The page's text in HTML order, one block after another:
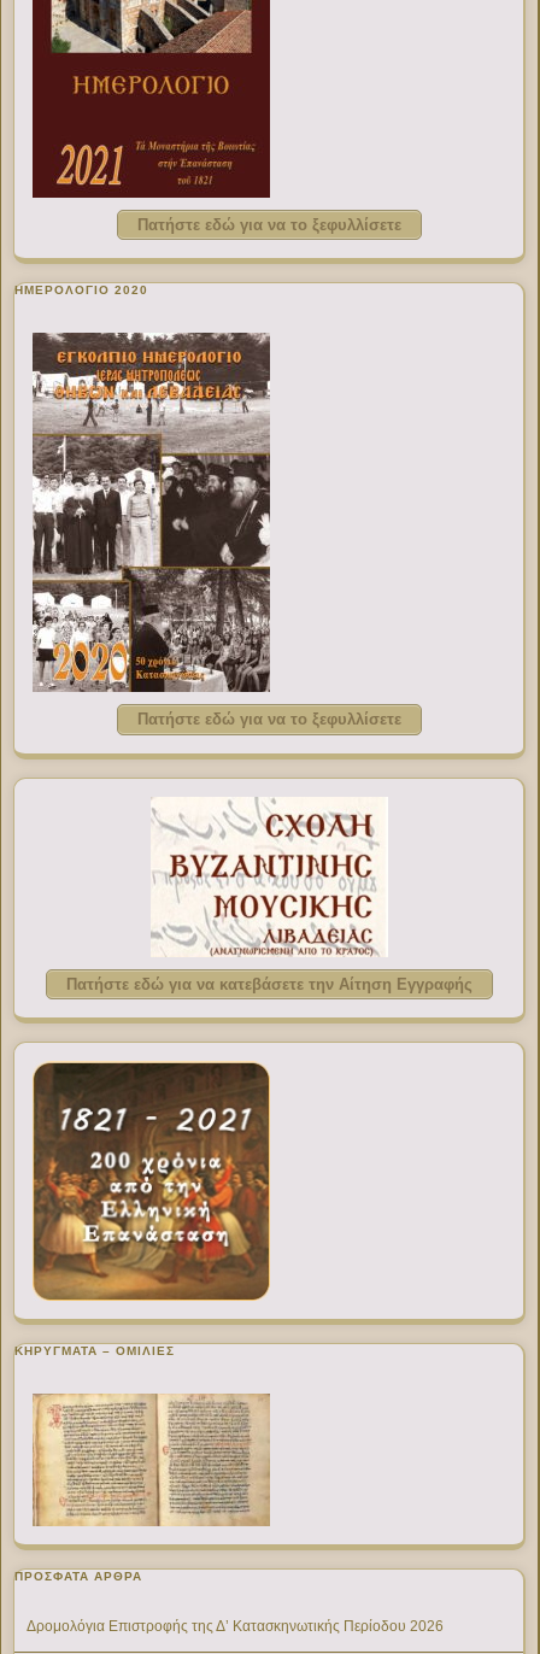
Πατήστε εδώ για να το ξεφυλλίσετε
ΗΜΕΡΟΛΟΓΙΟ 2020
Πατήστε εδώ για να το ξεφυλλίσετε
Πατήστε εδώ για να κατεβάσετε την Αίτηση Εγγραφής
ΚΗΡΥΓΜΑΤΑ – ΟΜΙΛΙΕΣ
ΠΡΌΣΦΑΤΑ ΆΡΘΡΑ
Δρομολόγια Επιστροφής της Δ’ Κατασκηνωτικής Περίοδου 2026